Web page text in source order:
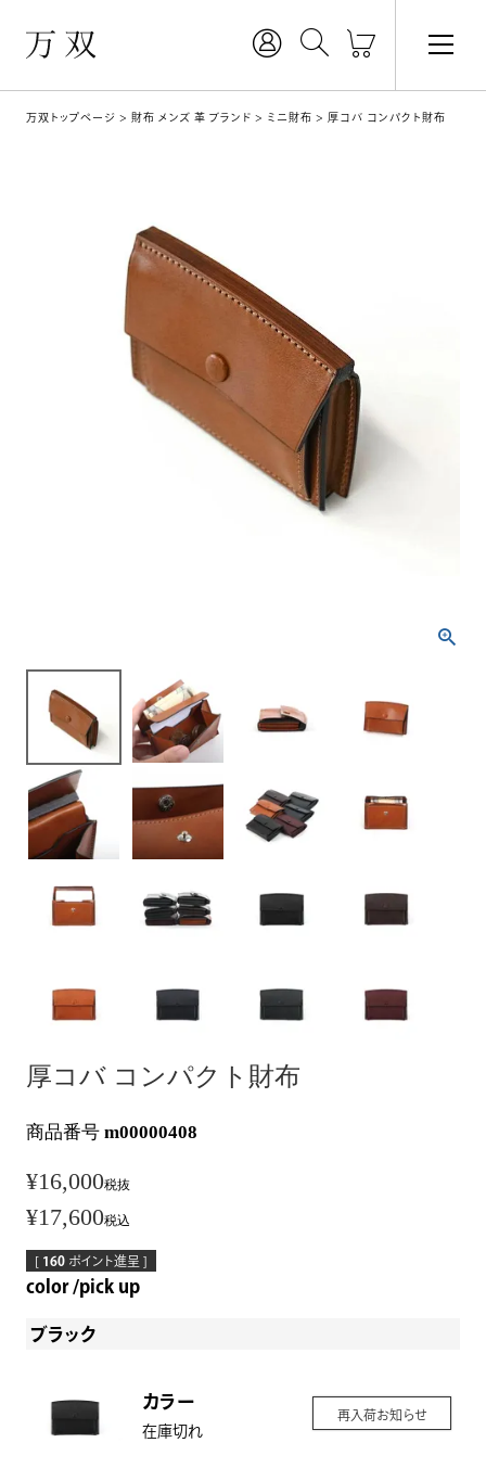
万双トップページ 財布 メンズ 革 ブランド ミニ財布 厚コバ コンパクト財布
厚コバ コンパクト財布
商品番号 m00000408
¥16,000税抜
¥17,600税込
[ 160 ポイント進呈 ]
color pick up
ブラック
カラー
在庫切れ
再入荷お知らせ